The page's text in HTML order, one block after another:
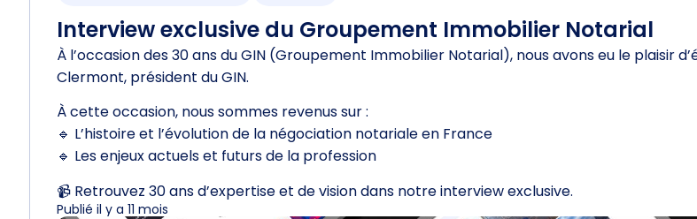
Interview exclusive du Groupement Immobilier Notarial
À l’occasion des 30 ans du GIN (Groupement Immobilier Notarial), nous avons eu le plaisir
Clermont, président du GIN.
À cette occasion, nous sommes revenus sur :
🔹 L’histoire et l’évolution de la négociation notariale en France
🔹 Les enjeux actuels et futurs de la profession
📹 Retrouvez 30 ans d’expertise et de vision dans notre interview exclusive.
Publié il y a 11 mois